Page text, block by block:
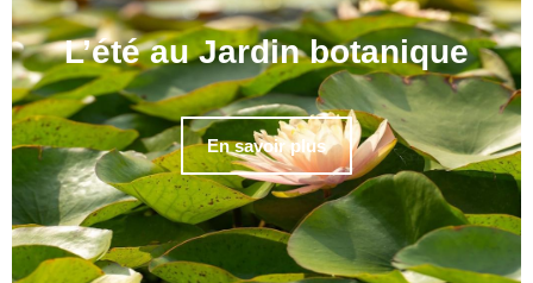
L’été au Jardin botanique
En savoir plus